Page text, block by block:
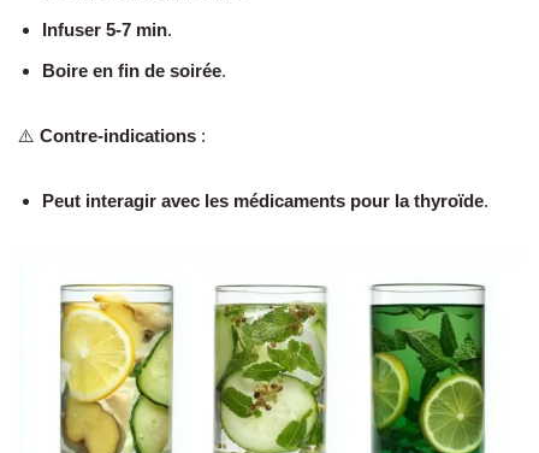
Infuser 5-7 min.
Boire en fin de soirée.
⚠️ Contre-indications :
Peut interagir avec les médicaments pour la thyroïde.